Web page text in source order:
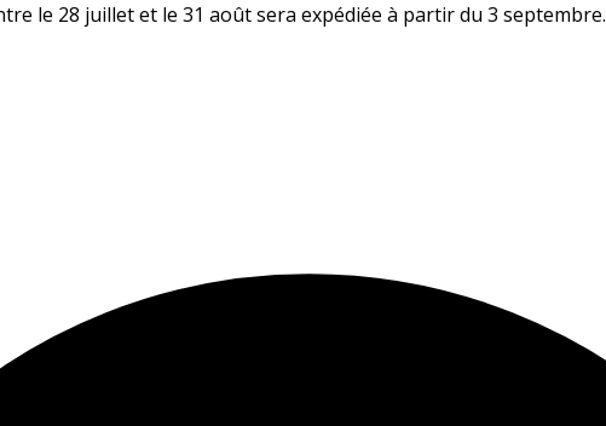
le 28 juillet et le 31 août sera expédiée à partir du 3 septembre.